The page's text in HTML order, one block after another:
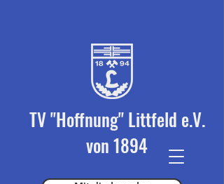
TV "Hoffnung" Littfeld e.V.
von 1894